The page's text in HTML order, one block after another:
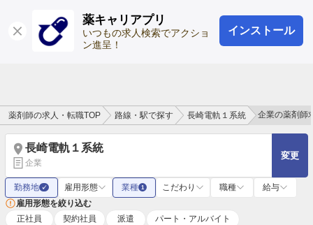
薬キャリアプリ
いつもの求人検索でアクショ
ン進呈！
インストール
ログイン 会員登録
薬剤師の求人・転職TOP 路線・駅で探す 長崎電軌１系統 企業の薬剤師
長崎電軌１系統
企業
変更
勤務地 ✓ 雇用形態 業種 1 こだわり 職種
給与
雇用形態を絞り込む
正社員
契約社員 派遣 パート・アルバイト